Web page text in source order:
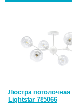
Люстра потолочная
Lightstar 785066